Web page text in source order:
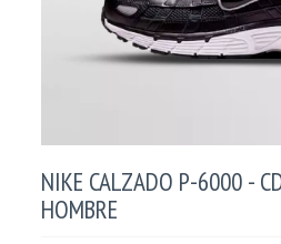
NIKE CALZADO P-6000 -
HOMBRE